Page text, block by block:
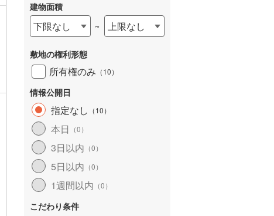
建物面積
下限なし ~ 上限なし
敷地の権利形態
所有権のみ （10）
情報公開日
指定なし （10）
本日 （0）
3日以内 （0）
5日以内 （0）
1週間以内 （0）
こだわり条件
高徳線(0)
牟岐線(0)
山陽本線（JR九州）
篠栗線( 0)
指宿枕崎線
筑肥線 ( 0)
久大本線( 0)
日田彦山線(0)
筑豊本線(0)
北海道新幹線(